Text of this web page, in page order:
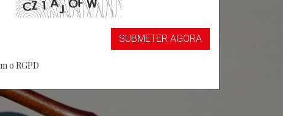
Partners
SUBMETER AGORA
o RGPD